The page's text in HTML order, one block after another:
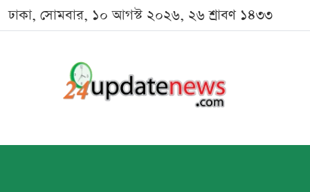
ঢাকা, সোমবার, ১০ আগস্ট ২০২৬, ২৬ শ্রাবণ ১৪৩৩